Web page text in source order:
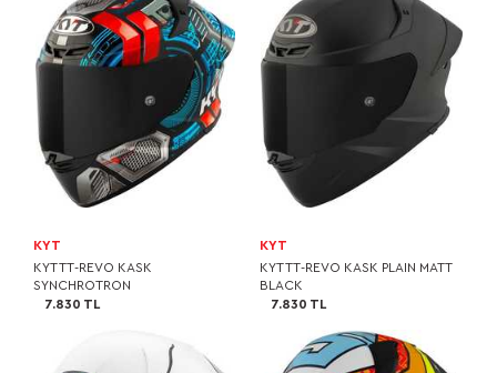
KYT
KYT TT-REVO KASK
SYNCHROTRON
7.830 TL
KYT
KYT TT-REVO KASK PLAIN MATT
BLACK
7.830 TL